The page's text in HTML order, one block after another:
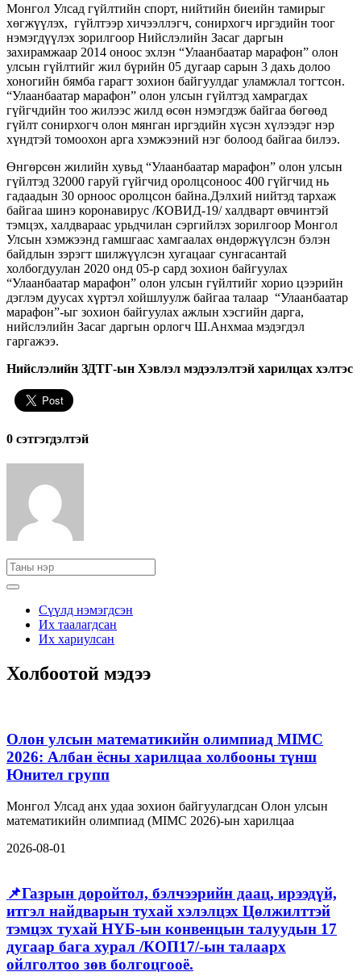
Монгол Улсад гүйлтийн спорт, нийтийн биеийн тамирыг
хөгжүүлэх, гүйлтээр хичээллэгч, сонирхогч иргэдийн тоог
нэмэгдүүлэх зорилгоор Нийслэлийн Засаг даргын
захирамжаар 2014 оноос эхлэн “Улаанбаатар марафон” олон
улсын гүйлтийг жил бүрийн 05 дугаар сарын 3 дахь долоо
хоногийн бямба гарагт зохион байгуулдаг уламжлал тогтсон.
“Улаанбаатар марафон” олон улсын гүйлтэд хамрагдах
гүйгчдийн тоо жилээс жилд өсөн нэмэгдэж байгаа бөгөөд
гүйлт сонирхогч олон мянган иргэдийн хүсэн хүлээдэг нэр
хүндтэй томоохон арга хэмжээний нэг болоод байгаа билээ.
Өнгөрсөн жилийн хувьд “Улаанбаатар марафон” олон улсын
гүйлтэд 32000 гаруй гүйгчид оролцсоноос 400 гүйгчид нь
гадаадын 30 орноос оролцсон байна.Дэлхий нийтэд тархаж
байгаа шинэ коронавирус /КОВИД-19/ халдварт өвчинтэй
тэмцэх, халдвараас урьдчилан сэргийлэх зорилгоор Монгол
Улсын хэмжээнд гамшгаас хамгаалах өндөржүүлсэн бэлэн
байдлын зэрэгт шилжүүлсэн хугацааг сунгасантай
холбогдуулан 2020 онд 05-р сард зохион байгуулах
“Улаанбаатар марафон” олон улсын гүйлтийг хорио цээрийн
дэглэм дуусах хүртэл хойшлуулж байгаа талаар “Улаанбаатар
марафон”-ыг зохион байгуулах ажлын хэсгийн дарга,
нийслэлийн Засаг даргын орлогч Ш.Анхмаа мэдэгдэл
гаргажээ.
Нийслэлийн ЗДТГ-ын Хэвлэл мэдээлэлтэй харилцах хэлтэс
0 cэтгэгдэлтэй
Сүүлд нэмэгдсэн
Их таалагдсан
Их хариулсан
Холбоотой мэдээ
Олон улсын математикийн олимпиад MIMC
2026: Албан ёсны харилцаа холбооны түнш
Юнител групп
Монгол Улсад анх удаа зохион байгуулагдсан Олон улсын
математикийн олимпиад (MIMC 2026)-ын харилцаа
2026-08-01
📌Газрын доройтол, бэлчээрийн даац, ирээдүй,
итгэл найдварын тухай хэлэлцэх Цөлжилттэй
тэмцэх тухай НҮБ-ын конвенцын талуудын 17
дугаар бага хурал /КОП17/-ын талаарх
ойлголтоо зөв болгоцгооё.